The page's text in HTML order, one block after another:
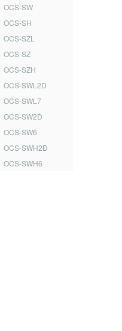
OCS-SW
OCS-SH
OCS-SZL
OCS-SZ
OCS-SZH
OCS-SWL2D
OCS-SWL7
OCS-SW2D
OCS-SW6
OCS-SWH2D
OCS-SWH6